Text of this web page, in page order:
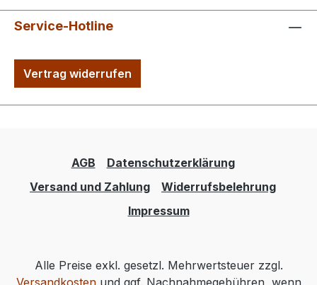
Service-Hotline
Vertrag widerrufen
AGB
Datenschutzerklärung
Versand und Zahlung
Widerrufsbelehrung
Impressum
Alle Preise exkl. gesetzl. Mehrwertsteuer zzgl.